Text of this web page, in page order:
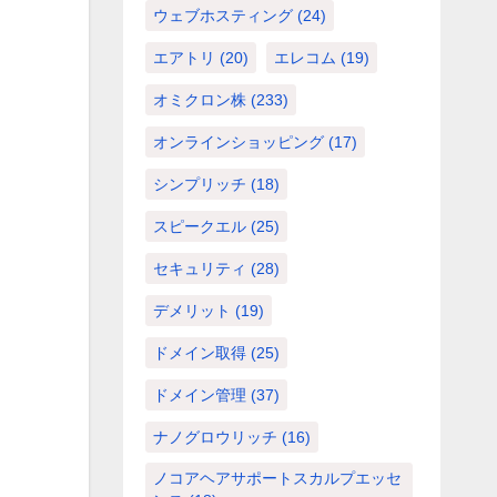
ウェブホスティング(24)
エアトリ (20) エレコム (19)
オミクロン株(233)
オンラインショッピング(17)
シンプリッチ (18)
スピークエル(25)
セキュリティ (28)
デメリット (19)
ドメイン取得(25)
ドメイン管理 (37)
ナノグロウリッチ (16)
ノコアヘアサポートスカルプエッセ